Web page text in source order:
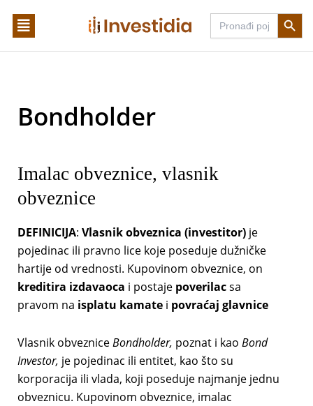
Search
for:
Search
Bondholder
Imalac obveznice, vlasnik
obveznice
DEFINICIJA: Vlasnik obveznica (investitor)je
pojedinac ili pravno lice koje poseduje dužničke
hartije od vrednosti. Kupovinom obveznice, on
kreditira izdavaoca i postaje poverilacsa
pravom na isplatu kamatei povraćaj glavnice
Vlasnik obvezniceBondholder, poznat i kao Bond
Investor, je pojedinac ili entitet, kao što su
korporacija ili vlada, koji poseduje najmanje jednu
obveznicu. Kupovinom obveznice, imalac